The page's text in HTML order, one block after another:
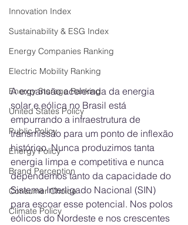
Innovation Index
Sustainability & ESG Index
Energy Companies Ranking
Electric Mobility Ranking
Energy Storage Ranking
United States Policy
Public Policy
Energy Policy
Brand Perception
Consumer Choice
Climate Policy
A expansão acelerada da energia
solar e eólica no Brasil está
empurrando a infraestrutura de
transmissão para um ponto de inflexão
histórico. Nunca produzimos tanta
energia limpa e competitiva e nunca
dependemos tanto da capacidade do
Sistema Interligado Nacional (SIN)
para escoar esse potencial. Nos polos
eólicos do Nordeste e nos crescentes